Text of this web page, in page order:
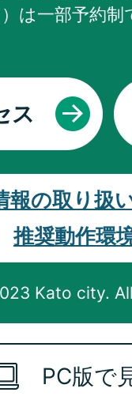
は一部予約
ス
報の取り扱
推奨動作環
Kato city.
PC版で